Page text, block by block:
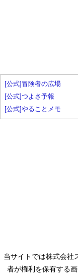
[公式]冒険者の広場
[公式]つよさ予報
[公式]やることメモ
当サイトでは株式会社
者が権利を保有する